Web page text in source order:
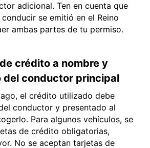
adicional. Ten en cuenta que
se emitió en el Reino
ambas partes de tu permiso.
crédito a nombre y
del conductor principal
el crédito utilizado debe
conductor y presentado al
Para algunos vehículos, se
de crédito obligatorias,
No se aceptan tarjetas de